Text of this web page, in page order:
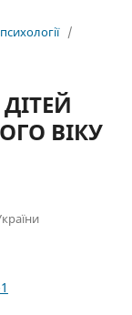
/
ВІКУ